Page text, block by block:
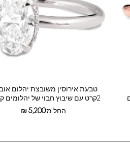
טבעת אירוסין משובצת יהלום
2קרט עם שיבוץ חבוי של יהלומים קטנים
החל מ:
₪5,200